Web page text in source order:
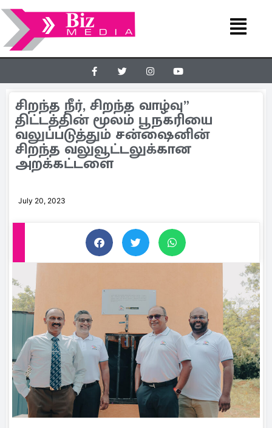
சிறந்த நீர், சிறந்த வாழ்வு”
திட்டத்தின் மூலம் பூநகரியை
வலுப்படுத்தும் சன்ஷைனின்
சிறந்த வலுவூட்டலுக்கான
அறக்கட்டளை
July 20, 2023